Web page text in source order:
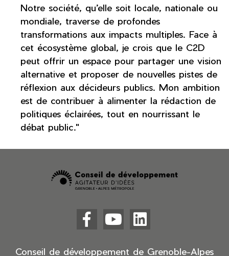
Notre société, qu’elle soit locale, nationale ou
mondiale, traverse de profondes
transformations aux impacts multiples. Face à
cet écosystème global, je crois que le C2D
peut offrir un espace pour partager une vision
alternative et proposer de nouvelles pistes de
réflexion aux décideurs publics. Mon ambition
est de contribuer à alimenter la rédaction de
politiques éclairées, tout en nourrissant le
débat public."
Facebook
fenêtre)
 YouTube
fenêtre)
 LinkedIn
fenêtre)

Conseil de développement de Grenoble-Alpes